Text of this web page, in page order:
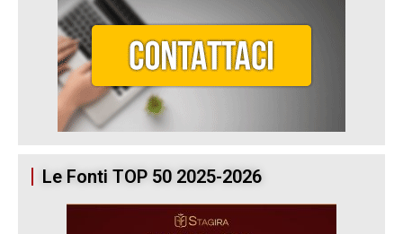
Le Fonti TOP 50 2025-2026